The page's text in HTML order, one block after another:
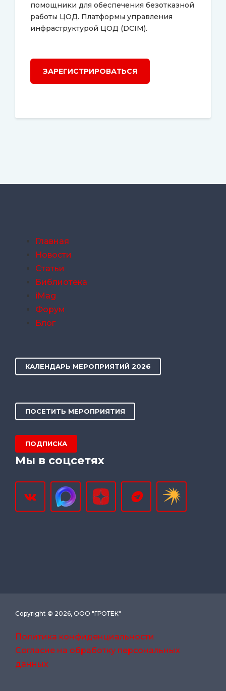
помощники для обеспечения безотказной
работы ЦОД. Платформы управления
инфраструктурой ЦОД (DCIM).
ЗАРЕГИСТРИРОВАТЬСЯ
Главная
Новости
Статьи
Библиотека
iMag
Форум
Блог
КАЛЕНДАРЬ МЕРОПРИЯТИЙ 2026
ПОСЕТИТЬ МЕРОПРИЯТИЯ
ПОДПИСКА
Мы в соцсетях
Copyright © 2026, ООО "ГРОТЕК"
Политика конфиденциальности
Согласие на обработку персональных
данных